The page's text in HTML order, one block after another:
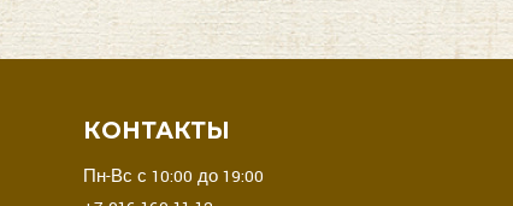
КОНТАКТЫ
Пн-Вс с 10:00 до 19:00